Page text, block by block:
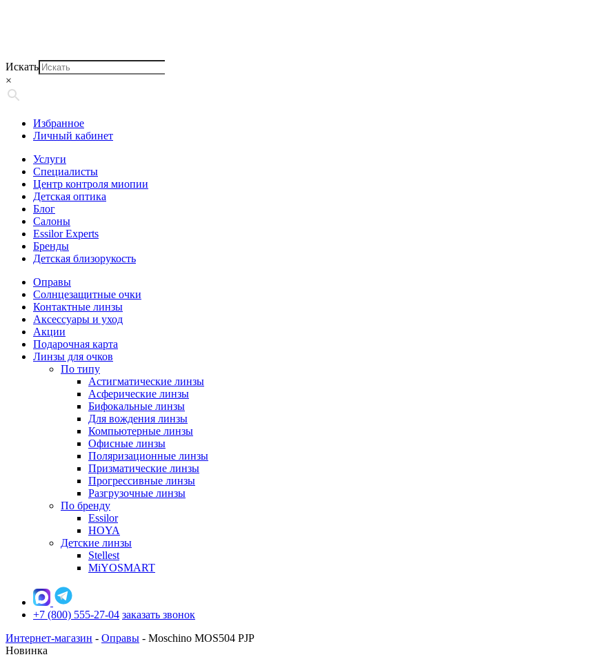
Искать
×
Избранное
Личный кабинет
Услуги
Специалисты
Центр контроля миопии
Детская оптика
Блог
Салоны
Essilor Experts
Бренды
Детская близорукость
Оправы
Солнцезащитные очки
Контактные линзы
Аксессуары и уход
Акции
Подарочная карта
Линзы для очков
По типу
Астигматические линзы
Асферические линзы
Бифокальные линзы
Для вождения линзы
Компьютерные линзы
Офисные линзы
Поляризационные линзы
Призматические линзы
Прогрессивные линзы
Разгрузочные линзы
По бренду
Essilor
HOYA
Детские линзы
Stellest
MiYOSMART
+7 (800) 555-27-04 заказать звонок
Интернет-магазин - Оправы - Moschino MOS504 PJP
Новинка